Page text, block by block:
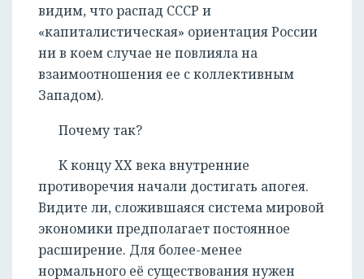
видим, что распад СССР и
«капиталистическая» ориентация России
ни в коем случае не повлияла на
взаимоотношения ее с коллективным
Западом).
Почему так?
К концу ХХ века внутренние
противоречия начали достигать апогея.
Видите ли, сложившаяся система мировой
экономики предполагает постоянное
расширение. Для более-менее
нормального её существования нужен